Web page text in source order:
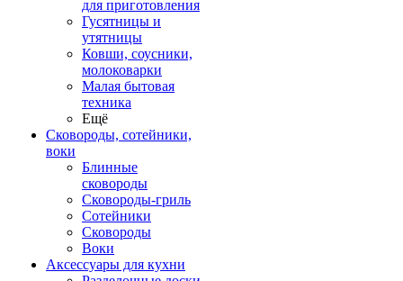
для приготовления
Гусятницы и
утятницы
Ковши, соусники,
молоковарки
Малая бытовая
техника
Ещё
Сковороды, сотейники,
воки
Блинные
сковороды
Сковороды-гриль
Сотейники
Сковороды
Воки
Аксессуары для кухни